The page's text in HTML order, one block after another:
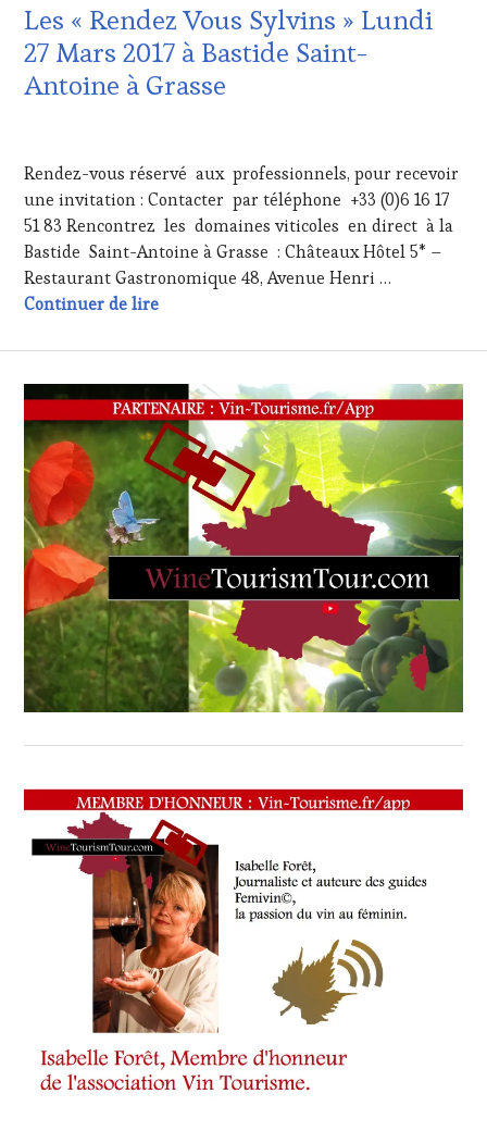
Les « Rendez Vous Sylvins » Lundi
27 Mars 2017 à Bastide Saint-
Antoine à Grasse
2017
Rendez-vous réservé aux professionnels, pour recevoir
une invitation : Contacter par téléphone +33 (0)6 16 17
51 83 Rencontrez les domaines viticoles en direct à la
Bastide Saint-Antoine à Grasse : Châteaux Hôtel 5* –
Restaurant Gastronomique 48, Avenue Henri …
Continuer de lireLes « Rendez Vous Sylvins » Lundi 27